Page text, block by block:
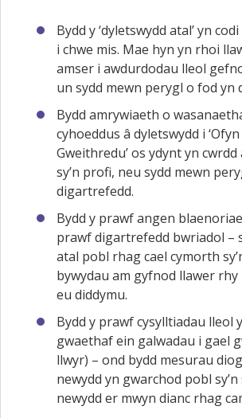
Bydd y ‘dyletswydd atal’ yn
i chwe mis. Mae hyn yn rhoi
amser i awdurdodau lleol
un sydd mewn perygl o fod yn
Bydd amrywiaeth o
cyhoeddus â dyletswydd i ‘Ofyn
Gweithredu’ os ydynt yn
sy’n profi, neu sydd mewn
digartrefedd.
Bydd y prawf angen
prawf digartrefedd bwriadol –
atal pobl rhag cael cymorth
bywydau am gyfnod llawer rhy
eu diddymu.
Bydd y prawf cysylltiadau lleol
gwaethaf ein galwadau i gael
llwyr) – ond bydd mesurau
newydd yn gwarchod pobl
newydd er mwyn dianc rhag